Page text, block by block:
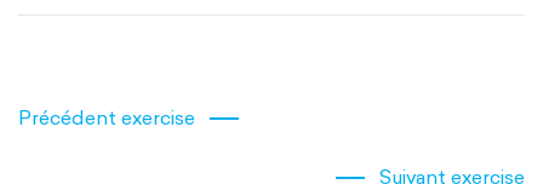
Précédent exercise
Suivant exercise